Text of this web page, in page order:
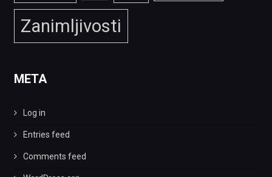
Zanimljivosti
META
Log in
Entries feed
Comments feed